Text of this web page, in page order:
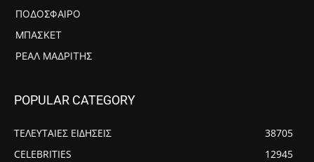
ΠΟΔΌΣΦΑΙΡΟ
ΜΠΆΣΚΕΤ
ΡΕΆΛ ΜΑΔΡΊΤΗΣ
POPULAR CATEGORY
ΤΕΛΕΥΤΑΙΕΣ ΕΙΔΗΣΕΙΣ
38705
CELEBRITIES
12945